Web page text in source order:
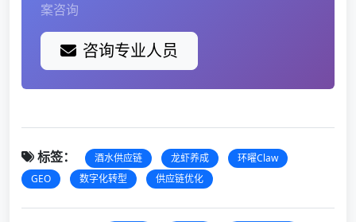
案咨询
咨询专业人员
标签： 酒水供应链 龙虾养成
环曜Claw
GEO
数字化转型 供应链优化